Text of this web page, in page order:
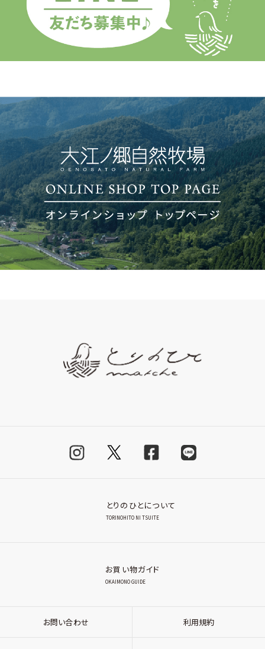
とりのひとについて
TORINOHITO NI TSUITE
お買い物ガイド
OKAIMONO GUIDE
お問い合わせ 利用規約